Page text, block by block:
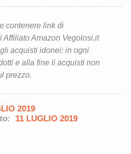
contenere link di
Affiliato Amazon Vegolosi.it
acquisti idonei: in ogni
e alla fine li acquisti non
prezzo.
2019
11 LUGLIO 2019